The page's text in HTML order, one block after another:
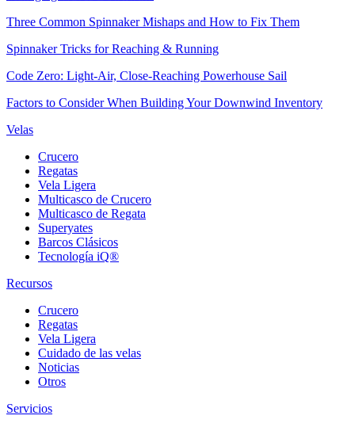
Three Common Spinnaker Mishaps and How to Fix Them
Spinnaker Tricks for Reaching & Running
Code Zero: Light-Air, Close-Reaching Powerhouse Sail
Factors to Consider When Building Your Downwind Inventory
Velas
Crucero
Regatas
Vela Ligera
Multicasco de Crucero
Multicasco de Regata
Superyates
Barcos Clásicos
Tecnología iQ®
Recursos
Crucero
Regatas
Vela Ligera
Cuidado de las velas
Noticias
Otros
Servicios